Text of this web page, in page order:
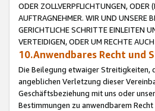
ODER ZOLLVERPFLICHTUNGEN, ODER
AUFTRAGNEHMER. WIR UND UNSERE
GERICHTLICHE SCHRITTE EINLEITEN
VERTEIDIGEN, ODER UM RECHTE
10.Anwendbares Recht und
Die Beilegung etwaiger Streitigkeiten,
angeblichen Verletzung dieser
Geschäftsbeziehung mit uns oder
Bestimmungen zu anwendbarem